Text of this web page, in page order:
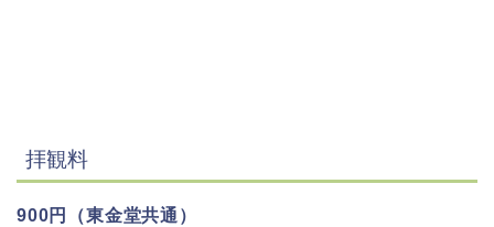
拝観料
900円（東金堂共通）